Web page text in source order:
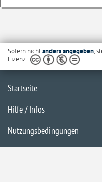
Sofern nichtanders angegeben,
Lizenz
Startseite
Hilfe / Infos
Nutzungsbedingungen